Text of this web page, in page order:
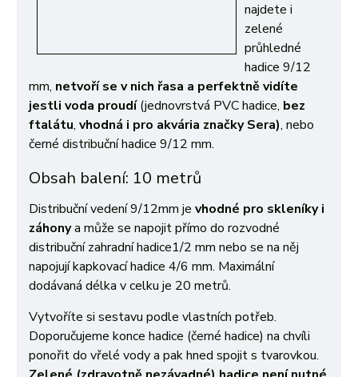
najdete i
zelené
průhledné
hadice 9/12
mm, netvoří se v nich řasa a perfektně vidíte
jestli voda proudí(jednovrstvá PVC hadice, bez
ftalátu, vhodná i pro akvária značky Sera), nebo
černé distribuční hadice 9/12 mm.
Obsah balení: 10 metrů
Distribuční vedení 9/12mm je vhodné pro skleníky i
záhonya může se napojit přímo do rozvodné
distribuční zahradní hadice1/2 mm nebo se na něj
napojují kapkovací hadice 4/6 mm. Maximální
dodávaná délka v celku je 20 metrů.
Vytvoříte si sestavu podle vlastních potřeb.
Doporučujeme konce hadice (černé hadice) na chvíli
ponořit do vřelé vody a pak hned spojit s tvarovkou.